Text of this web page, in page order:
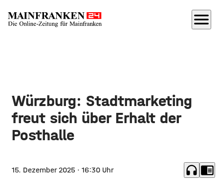
menu
Würzburg: Stadtmarketing
freut sich über Erhalt der
Posthalle
15. Dezember 2025 · 16:30 Uhr headphones chrome_reader_mode